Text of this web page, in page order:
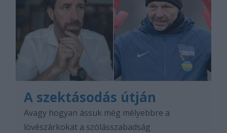
A szektásodás útján
Avagy hogyan ássuk még mélyebbre a
lövészárkokat a szólásszabadság